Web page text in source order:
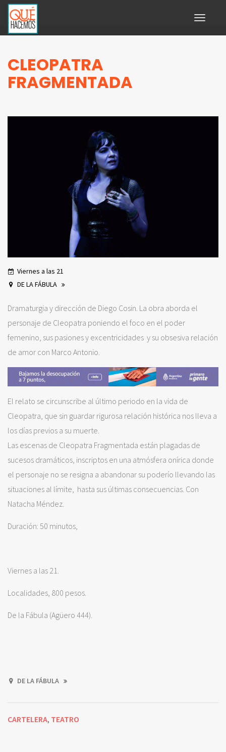
Toggle
CLEOPATRA
FRAGMENTADA
Viernes a las 21
DE LA FÁBULA
Dramaturgia y dirección de Diego Cosin. La obra aborda el
personaje de Cleopatra poniendo el foco en el poder
femenino, sus pasiones y excentricidades y su obsesiva relación
de amor con Marco Antonio.
El relato se circunscribe al último periodo en la vida de
Cleopatra, que sin guardar rigurosa relación histórica nos lleva a
los días previos a su muerte.
Las escenas de Cleopatra Fragmentada están plagadas de
sucesos dramáticos, inscriptos en una atmósfera onírica donde
el personaje no se resigna a abandonar su poderío llevando las
situaciones al límite, hasta sus últimas consecuencias. Con
Natacha Méndez.
Duración: 50 minutos,
Viernes a las 21.
Localidades, 800 pesos.
De la Fábula (Agüero 444).
DE LA FÁBULA
CARTELERA, TEATRO